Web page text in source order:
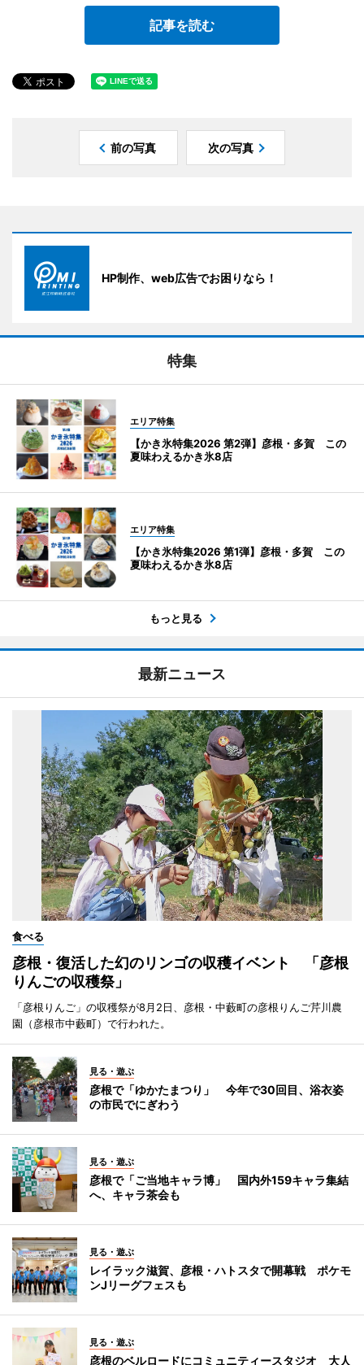
記事を読む
前の写真 次の写真
HP制作、web広告でお困りなら！
特集
エリア特集
【かき氷特集2026 第2弾】彦根・多賀 この
夏味わえるかき氷8店
エリア特集
【かき氷特集2026 第1弾】彦根・多賀 この
夏味わえるかき氷8店
もっと見る
最新ニュース
食べる
彦根・復活した幻のリンゴの収穫イベント 「彦根
りんごの収穫祭」
「彦根りんご」の収穫祭が8月2日、彦根・中藪町の彦根りんご芹川農
園（彦根市中藪町）で行われた。
見る・遊ぶ
彦根で「ゆかたまつり」 今年で30回目、浴衣姿
の市民でにぎわう
見る・遊ぶ
彦根で「ご当地キャラ博」 国内外159キャラ集結
へ、キャラ茶会も
見る・遊ぶ
レイラック滋賀、彦根・ハトスタで開幕戦 ポケモ
ンJリーグフェスも
見る・遊ぶ
彦根のベルロードにコミュニティースタジオ 大人